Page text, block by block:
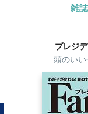
雑
プレジ
頭のい